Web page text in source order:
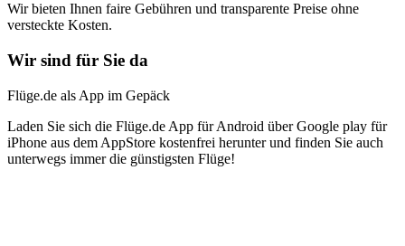
Wir bieten Ihnen faire Gebühren und transparente Preise ohne
versteckte Kosten.
Wir sind für Sie da
Flüge.de als App im Gepäck
Laden Sie sich die Flüge.de App für Android über Google play für
iPhone aus dem AppStore kostenfrei herunter und finden Sie auch
unterwegs immer die günstigsten Flüge!